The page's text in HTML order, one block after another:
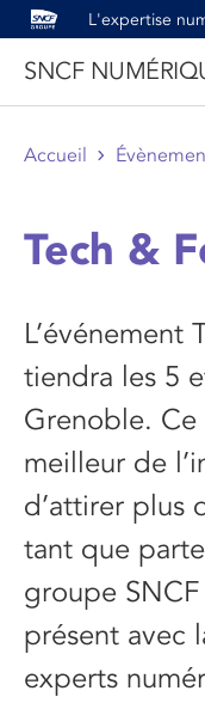
L'expertise
SNCF
Accueil
Tech &
L’événement
tiendra les 5
Grenoble.
meilleur de
d’attirer plus
tant que
groupe
présent avec
experts